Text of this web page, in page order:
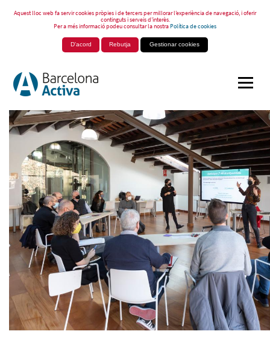
Aquest lloc web fa servir cookies pròpies i de tercers per millorar l’experiència de navegació, i oferir
continguts i serveis d’interès.
Per a més informació podeu consultar la nostraPolítica de cookies
D'acord Rebutja Gestionar cookies